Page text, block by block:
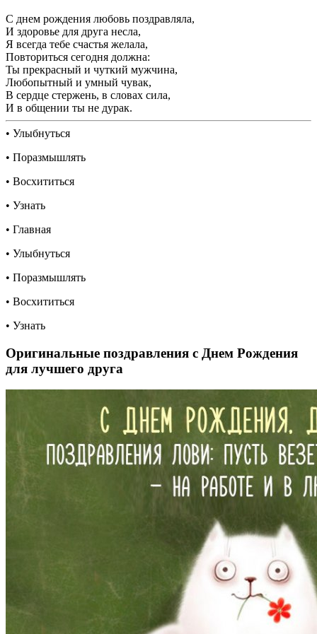
С днем рождения любовь поздравляла,
И здоровье для друга несла,
Я всегда тебе счастья желала,
Повториться сегодня должна:
Ты прекрасный и чуткий мужчина,
Любопытный и умный чувак,
В сердце стержень, в словах сила,
И в общении ты не дурак.
• Улыбнуться
• Поразмышлять
• Восхититься
• Узнать
• Главная
• Улыбнуться
• Поразмышлять
• Восхититься
• Узнать
Оригинальные поздравления с Днем Рождения
для лучшего друга